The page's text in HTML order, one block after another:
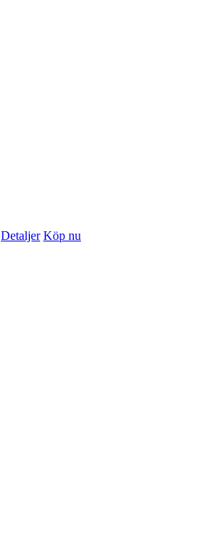
Detaljer Köp nu